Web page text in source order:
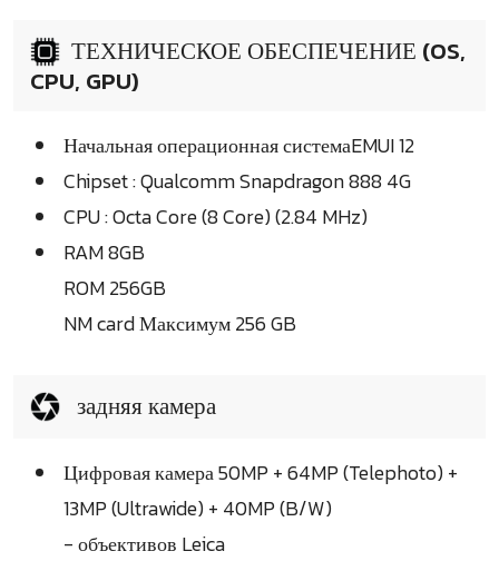
ТЕХНИЧЕСКОЕ ОБЕСПЕЧЕНИЕ (OS,
CPU, GPU)
Начальная операционная системаEMUI 12
Chipset : Qualcomm Snapdragon 888 4G
CPU : Octa Core (8 Core) (2.84 MHz)
RAM 8GB
ROM 256GB
NM card Максимум 256 GB
задняя камера
Цифровая камера 50MP + 64MP (Telephoto) +
13MP (Ultrawide) + 40MP (B/W)
- объективов Leica